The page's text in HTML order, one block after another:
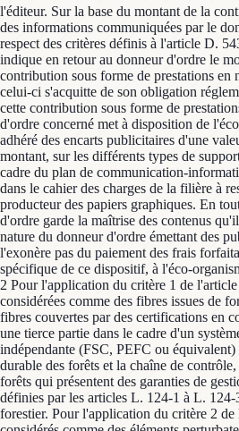
l'éditeur. Sur la base du montant de la
des informations communiquées par le
respect des critères définis à l'article D.
indique en retour au donneur d'ordre le
contribution sous forme de prestations en
celui-ci s'acquitte de son obligation
cette contribution sous forme de
d'ordre concerné met à disposition de
adhéré des encarts publicitaires d'une
montant, sur les différents types de
cadre du plan de communication-
dans le cahier des charges de la filière à
producteur des papiers graphiques. En
d'ordre garde la maîtrise des contenus
nature du donneur d'ordre émettant des
l'exonère pas du paiement des frais
spécifique de ce dispositif, à l'éco-
2 Pour l'application du critère 1 de
considérées comme des fibres issues de
fibres couvertes par des certifications en
une tierce partie dans le cadre d'un
indépendante (FSC, PEFC ou équivalent)
durable des forêts et la chaîne de
forêts qui présentent des garanties de
définies par les articles L. 124-1 à L.
forestier. Pour l'application du critère 2